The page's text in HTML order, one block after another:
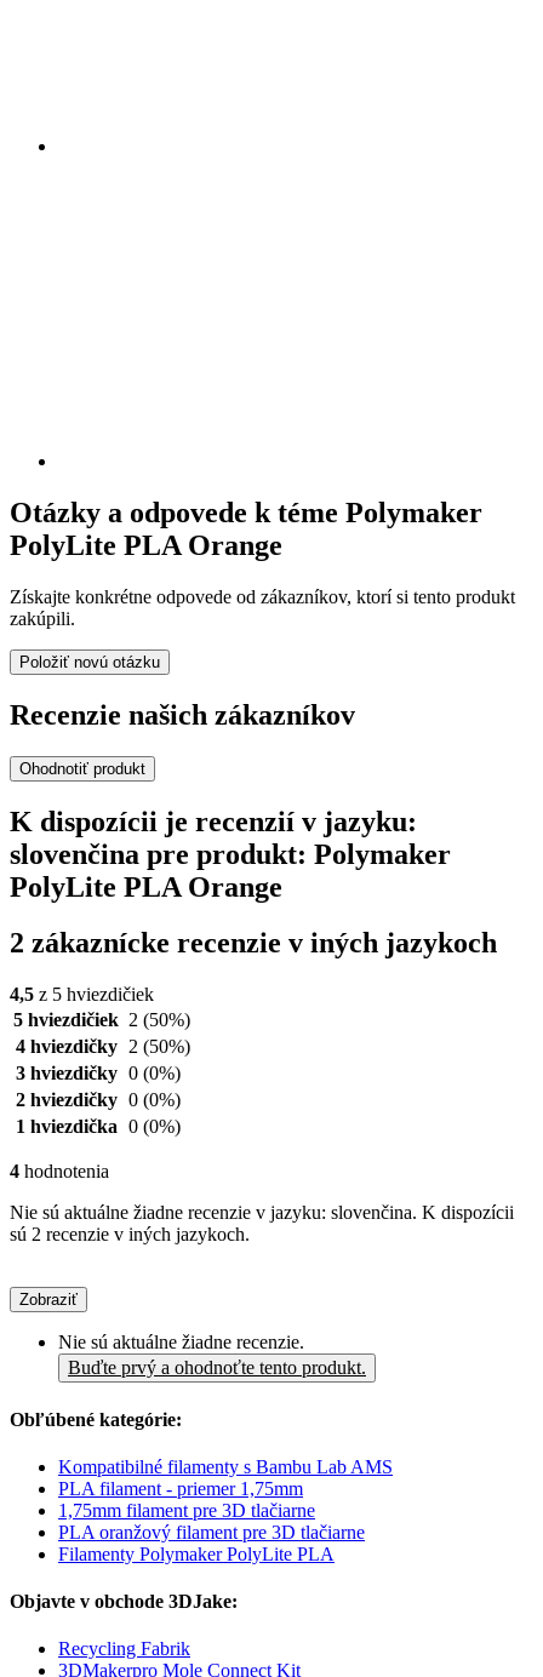
Otázky a odpovede k téme Polymaker
PolyLite PLA Orange
Získajte konkrétne odpovede od zákazníkov, ktorí si tento produkt
zakúpili.
Položiť novú otázku
Recenzie našich zákazníkov
Ohodnotiť produkt
K dispozícii je recenzií v jazyku:
slovenčina pre produkt: Polymaker
PolyLite PLA Orange
2 zákaznícke recenzie v iných jazykoch
4,5 z 5 hviezdičiek
5 hviezdičiek 2 (50%)
4 hviezdičky
2 (50%)
3 hviezdičky 0 (0%)
2 hviezdičky 0 (0%)
1 hviezdička 0 (0%)
4 hodnotenia
Nie sú aktuálne žiadne recenzie v jazyku: slovenčina. K dispozícii
sú 2 recenzie v iných jazykoch.
Zobraziť
Nie sú aktuálne žiadne recenzie.
Buďte prvý a ohodnoťte tento produkt.
Obľúbené kategórie:
Kompatibilné filamenty s Bambu Lab AMS
PLA filament - priemer 1,75mm
1,75mm filament pre 3D tlačiarne
PLA oranžový filament pre 3D tlačiarne
Filamenty Polymaker PolyLite PLA
Objavte v obchode 3DJake:
Recycling Fabrik
3DMakerpro Mole Connect Kit